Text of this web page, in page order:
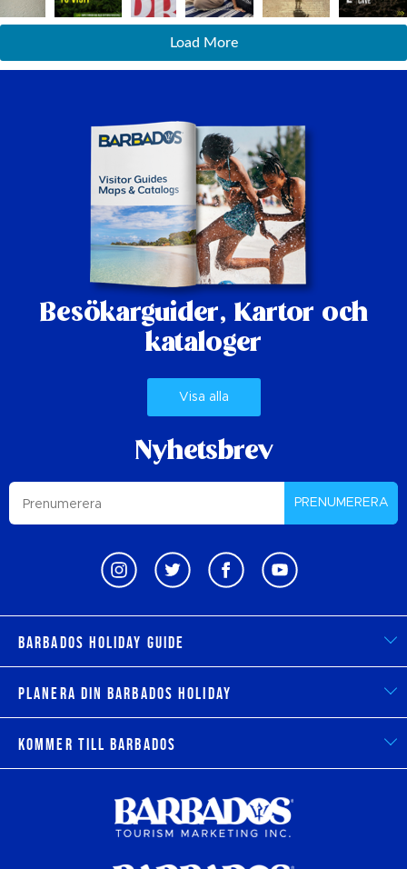
Load More
Besökarguider, Kartor och
kataloger
Visa alla
Nyhetsbrev
PRENUMERERA
Barbados Holiday Guide
Planera din Barbados Holiday
Kommer till Barbados